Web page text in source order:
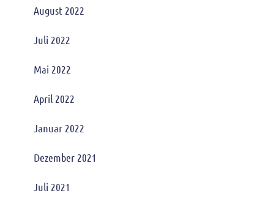
August 2022
Juli 2022
Mai 2022
April 2022
Januar 2022
Dezember 2021
Juli 2021